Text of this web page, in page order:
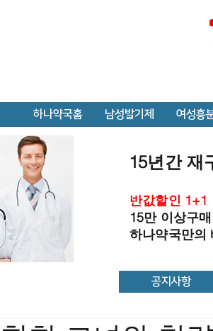
하나약국홈 남성발기제 여성흥
15년간 재
반값할인 1+1
15만 이상구
하나약국만의
공지사항